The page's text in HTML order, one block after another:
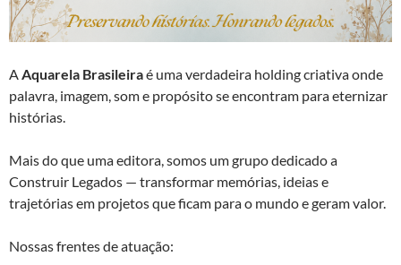
AAquarela Brasileiraé uma verdadeira holding criativa onde
palavra, imagem, som e propósito se encontram para eternizar
histórias.
Mais do que uma editora, somos um grupo dedicado a
Construir Legados — transformar memórias, ideias e
trajetórias em projetos que ficam para o mundo e geram valor.
Nossas frentes de atuação: